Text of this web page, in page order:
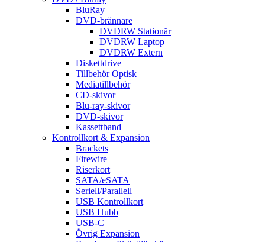
BluRay
DVD-brännare
DVDRW Stationär
DVDRW Laptop
DVDRW Extern
Diskettdrive
Tillbehör Optisk
Mediatillbehör
CD-skivor
Blu-ray-skivor
DVD-skivor
Kassettband
Kontrollkort & Expansion
Brackets
Firewire
Riserkort
SATA/eSATA
Seriell/Parallell
USB Kontrollkort
USB Hubb
USB-C
Övrig Expansion